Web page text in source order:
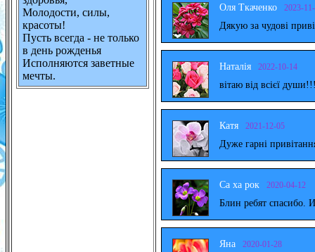
Молодости, силы,
красоты!
Пусть всегда - не только
в день рожденья
Исполняются заветные
мечты.
Оля Ткаченко 2023-
Дякую за чудові
Наталія 2022-10-14
вітаю від всієї
Катя 2021-12-05
Дуже гарні
Са ха рок 2020-04-12
Блин ребят спасибо.
Яна 2020-01-28